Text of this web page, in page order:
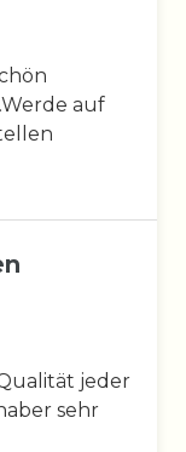
auf
jeder
sehr